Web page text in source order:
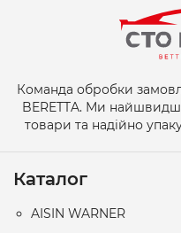
Команда обробки
BERETTA. Ми
товари та надійно
Каталог
AISIN WARNER